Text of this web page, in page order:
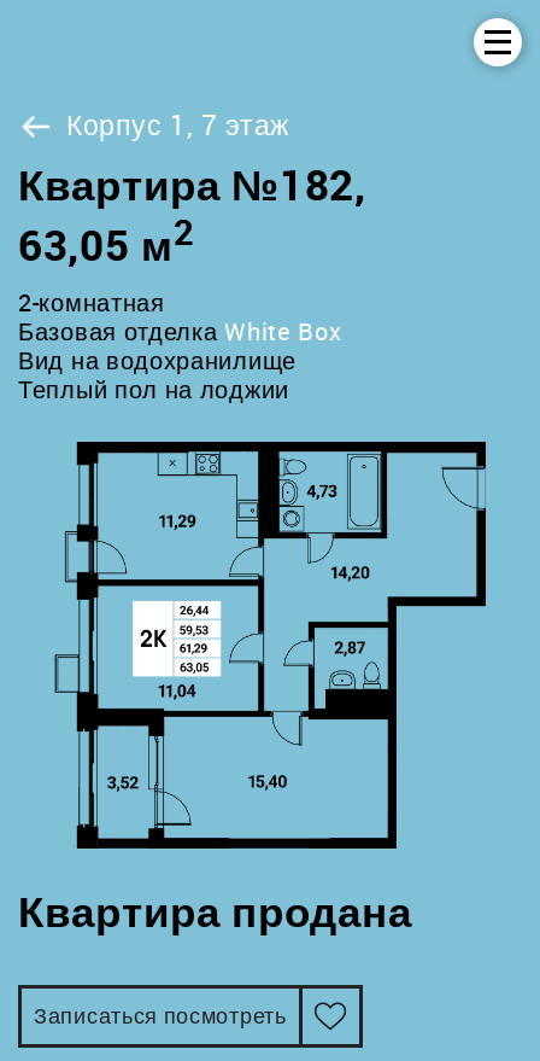
Корпус 1, 7 этаж
Квартира №182,
63,05 м2
2-комнатная
Базовая отделкаWhite Box
Вид на водохранилище
Теплый пол на лоджии
Квартира продана
Записаться посмотреть